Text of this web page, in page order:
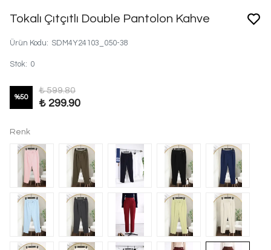
Tokalı Çıtçıtlı Double Pantolon Kahve
Ürün Kodu: SDM4Y24103_050-38
Stok: 0
%50
₺ 599.80
₺ 299.90
Renk